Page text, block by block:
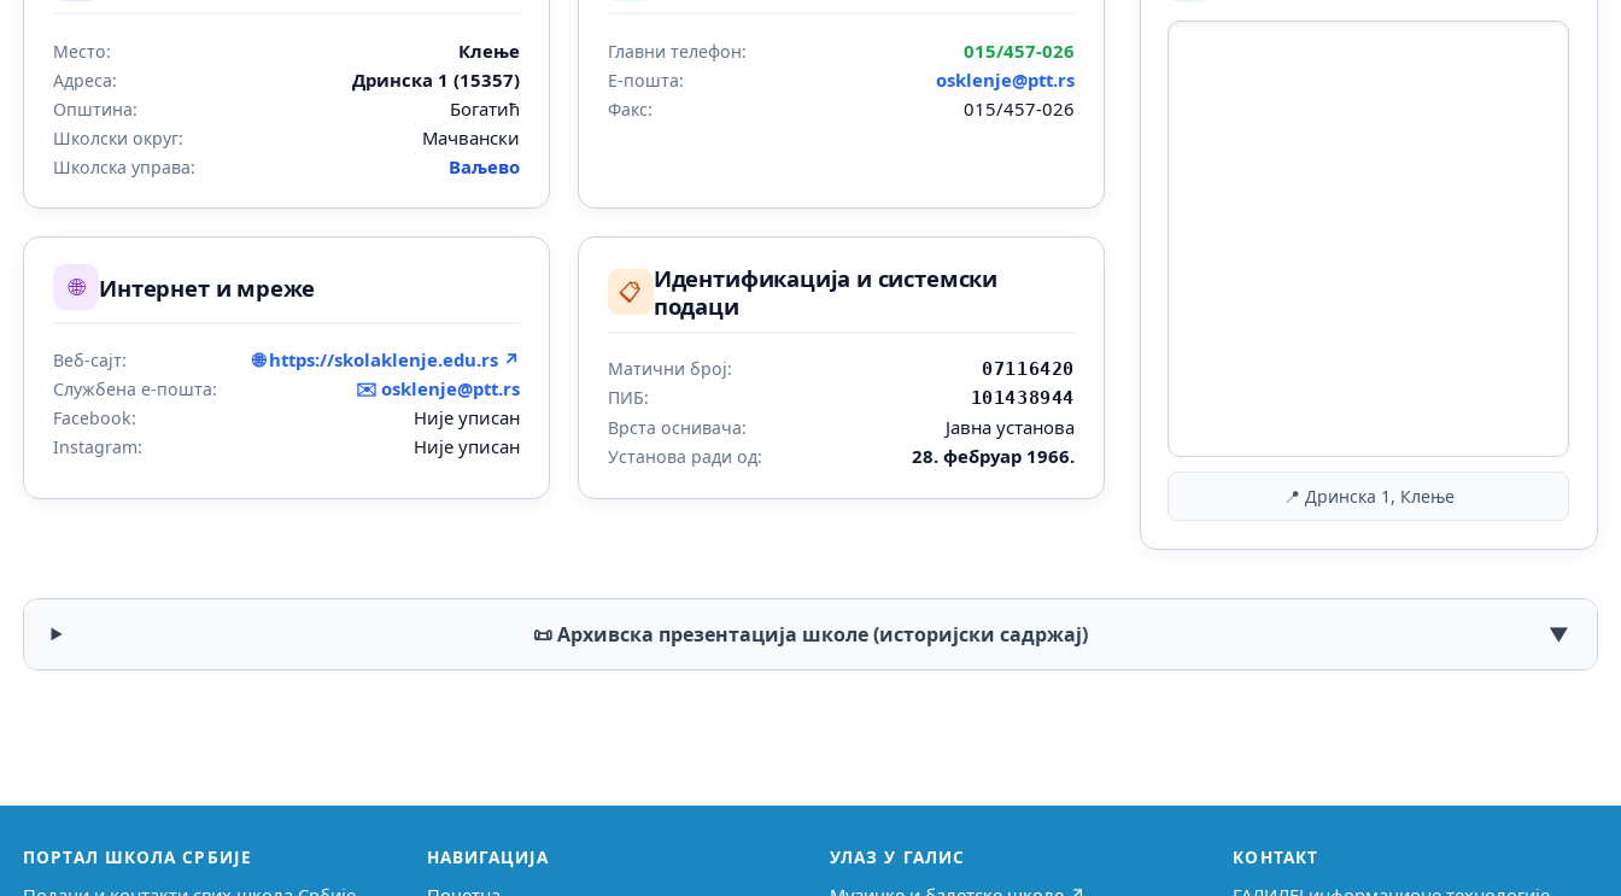
Место: Клење
Адреса: Дринска 1 (15357)
Општина: Богатић
Школски округ: Мачвански
Школска управа: Ваљево
Главни телефон: 015/457-026
Е-пошта: osklenje@ptt.rs
Факс: 015/457-026
🌐 Интернет и мреже
Веб-сајт: 🌐 https://skolaklenje.edu.rs ↗
Службена е-пошта: ✉️osklenje@ptt.rs
Facebook: Није уписан
Instagram: Није уписан
📋 Идентификација и системски
подаци
Матични број: 07116420
ПИБ: 101438944
Врста оснивача: Јавна установа
Установа ради од: 28. фебруар 1966.
📍 Дринска 1, Клење
📜 Архивска презентација школе (историјски садржај) ▼
ПОРТАЛ ШКОЛА СРБИЈЕ НАВИГАЦИЈА УЛАЗ У ГАЛИС КОНТАКТ